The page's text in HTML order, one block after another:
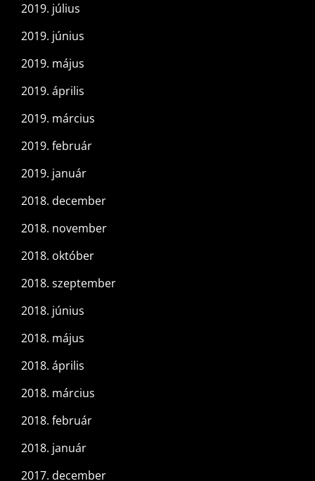
2019. július
2019. június
2019. május
2019. április
2019. március
2019. február
2019. január
2018. december
2018. november
2018. október
2018. szeptember
2018. június
2018. május
2018. április
2018. március
2018. február
2018. január
2017. december